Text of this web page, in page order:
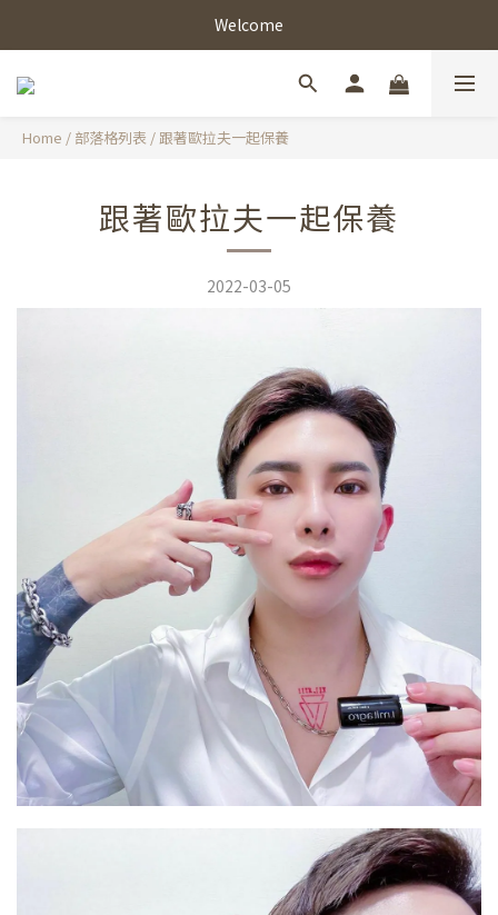
Welcome
Home / 部落格列表 /跟著歐拉夫一起保養
跟著歐拉夫一起保養
2022-03-05